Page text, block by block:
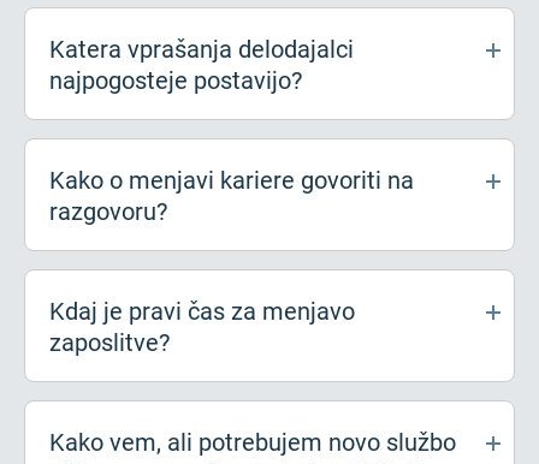
Katera vprašanja delodajalci
najpogosteje postavijo?
Kako o menjavi kariere govoriti na
razgovoru?
Kdaj je pravi čas za menjavo
zaposlitve?
Kako vem, ali potrebujem novo službo